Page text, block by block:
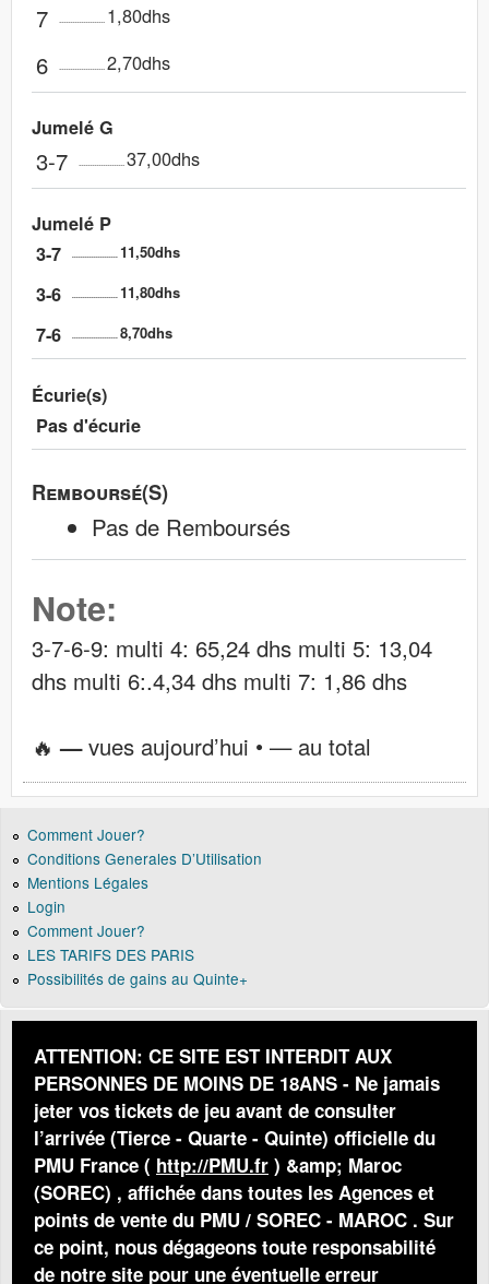
7 1,80dhs
6 2,70dhs
Jumelé G
3-7 37,00dhs
Jumelé P
3-7
11,50dhs
3-6 11,80dhs
7-6 8,70dhs
Écurie(s)
Pas d'écurie
Remboursé(s)
Pas de Remboursés
Note:
3-7-6-9: multi 4: 65,24 dhs multi 5: 13,04
dhs multi 6:.4,34 dhs multi 7: 1,86 dhs
🔥—vues aujourd’hui •—au total
Comment Jouer?
Conditions Generales D’Utilisation
Mentions Légales
Login
Comment Jouer?
LES TARIFS DES PARIS
Possibilités de gains au Quinte+
ATTENTION: CE SITE EST INTERDIT AUX
PERSONNES DE MOINS DE 18ANS - Ne jamais
jeter vos tickets de jeu avant de consulter
l’arrivée (Tierce - Quarte - Quinte) officielle du
PMU France ( http://PMU.fr ) &amp; Maroc
(SOREC) , affichée dans toutes les Agences et
points de vente du PMU / SOREC - MAROC . Sur
ce point, nous dégageons toute responsabilité
de notre site pour une éventuelle erreur